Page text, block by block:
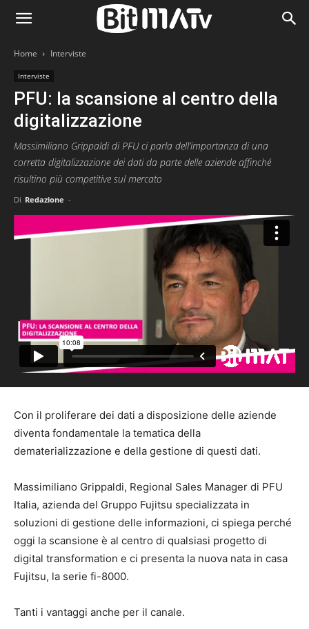
Home Interviste
Interviste
PFU: la scansione al centro della
digitalizzazione
Massimiliano Grippaldi di PFU ci parla dell’importanza di una
corretta digitalizzazione dei dati da parte delle aziende affinché
risultino più competitive sul mercato
Di Redazione -
Con il proliferare dei dati a disposizione delle aziende
diventa fondamentale la tematica della
dematerializzazione e della gestione di questi dati.
Massimiliano Grippaldi, Regional Sales Manager di PFU
Italia, azienda del Gruppo Fujitsu specializzata in
soluzioni di gestione delle informazioni, ci spiega perché
oggi la scansione è al centro di qualsiasi progetto di
digital transformation e ci presenta la nuova nata in casa
Fujitsu, la serie fi-8000.
Tanti i vantaggi anche per il canale.